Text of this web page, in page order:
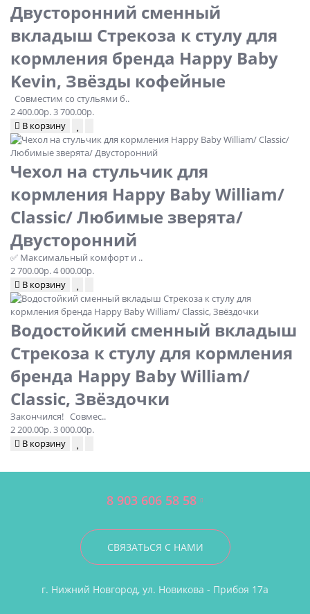
Двусторонний сменный
вкладыш Стрекоза к стулу для
кормления бренда Happy Baby
Kevin, Звёзды кофейные
Совместим со стульями б..
2 400.00р.3 700.00р.
В корзину
Чехол на стульчик для
кормления Happy Baby William/
Classic/ Любимые зверята/
Двусторонний
✅ Максимальный комфорт и ..
2 700.00р.4 000.00р.
В корзину
Водостойкий сменный вкладыш
Стрекоза к стулу для кормления
бренда Happy Baby William/
Classic, Звёздочки
Закончился! Совмес..
2 200.00р.3 000.00р.
В корзину
8 903 606 58 58
СВЯЗАТЬСЯ С НАМИ
г. Нижний Новгород, ул. Новикова - Прибоя 17а